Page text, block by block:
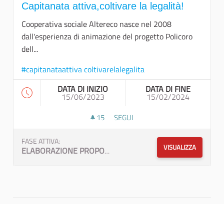
Capitanata attiva,coltivare la legalità!
Cooperativa sociale Altereco nasce nel 2008
dall'esperienza di animazione del progetto Policoro
dell...
#capitanataattiva coltivarelalegalita
DATA DI INIZIO
15/06/2023
DATA DI FINE
15/02/2024
15 15 SOSTENITORI
SEGUI
FASE ATTIVA:
ELABORAZIONE PROPOSTA E CONDIVISIONE
VISUALIZZA